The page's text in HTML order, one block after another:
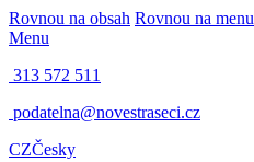
Rovnou na obsah Rovnou na menu
Menu
313 572 511
podatelna@novestraseci.cz
CZČesky